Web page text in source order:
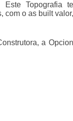
Topografia
com o as built valor
a